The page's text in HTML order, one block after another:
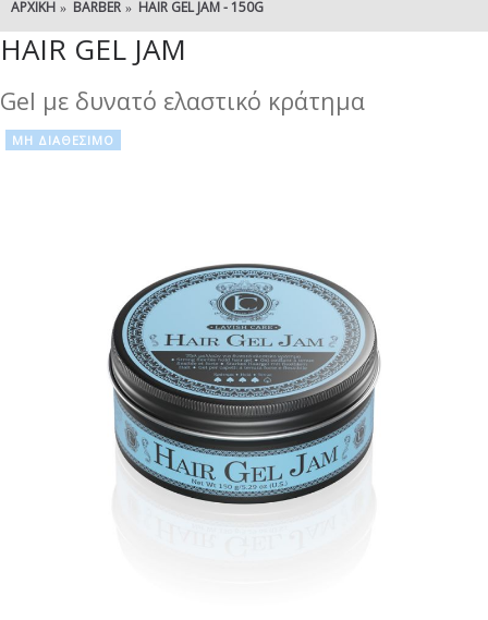
ΑΡΧΙΚΉ BARBER HAIR GEL JAM - 150G
HAIR GEL JAM
Gel με δυνατό ελαστικό κράτημα
ΜΗ ΔΙΑΘΈΣΙΜΟ